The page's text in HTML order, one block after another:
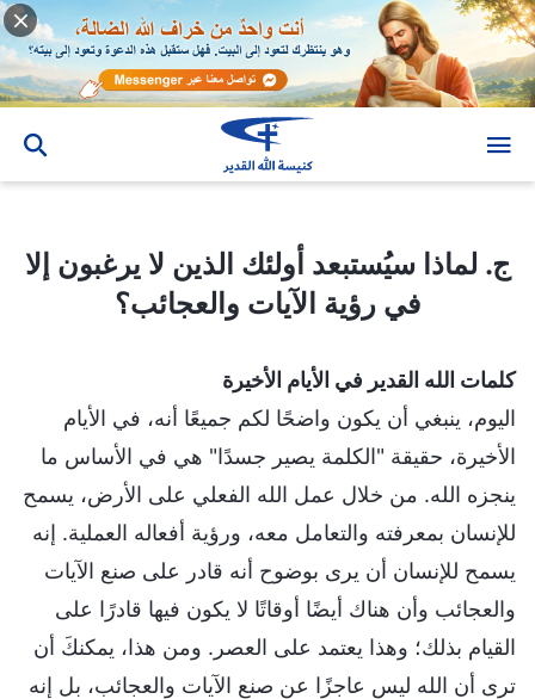
ج. لماذا سيُستبعد أولئك الذين لا يرغبون إلا
في رؤية الآيات والعجائب؟
كلمات الله القدير في الأيام الأخيرة
اليوم، ينبغي أن يكون واضحًا لكم جميعًا أنه، في الأيام
الأخيرة، حقيقة "الكلمة يصير جسدًا" هي في الأساس ما
ينجزه الله. من خلال عمل الله الفعلي على الأرض، يسمح
للإنسان بمعرفته والتعامل معه، ورؤية أفعاله العملية. إنه
يسمح للإنسان أن يرى بوضوح أنه قادر على صنع الآيات
والعجائب وأن هناك أيضًا أوقاتًا لا يكون فيها قادرًا على
القيام بذلك؛ وهذا يعتمد على العصر. ومن هذا، يمكنكَ أن
ترى أن الله ليس عاجزًا عن صنع الآيات والعجائب، بل إنه